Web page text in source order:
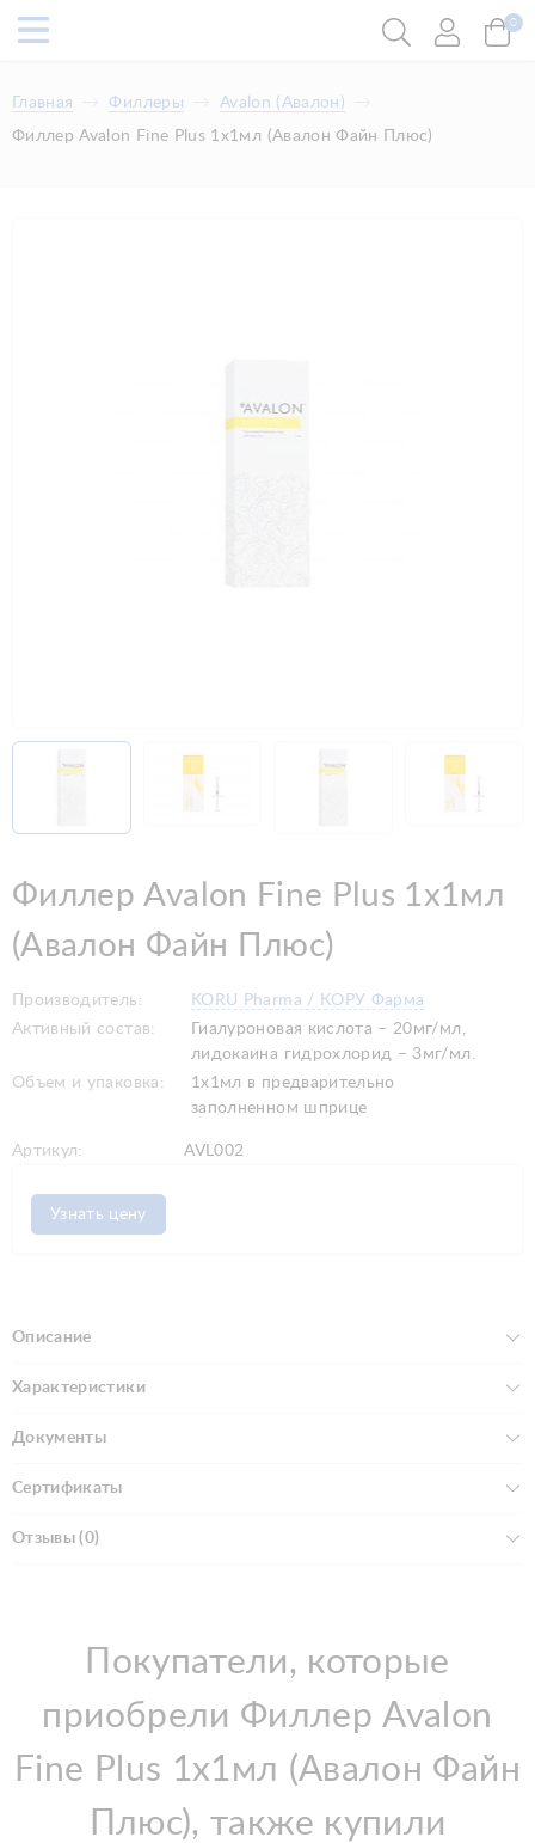
0
Главная Филлеры
​Avalon (Авалон)
Филлер Avalon Fine Plus 1x1мл (Авалон Файн Плюс)
Филлер Avalon Fine Plus 1x1мл
(Авалон Файн Плюс)
Производитель:
KORU Pharma / КОРУ Фарма
Активный состав:
Гиалуроновая кислота – 20мг/мл,
лидокаина гидрохлорид – 3мг/мл.
Объем и упаковка:
1x1мл в предварительно
заполненном шприце
Артикул: AVL002
Узнать цену
Описание
Характеристики
Документы
Сертификаты
Отзывы (0)
Покупатели, которые
приобрели Филлер Avalon
Fine Plus 1x1мл (Авалон Файн
Плюс), также купили